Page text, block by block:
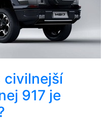
civilnejší
917 je